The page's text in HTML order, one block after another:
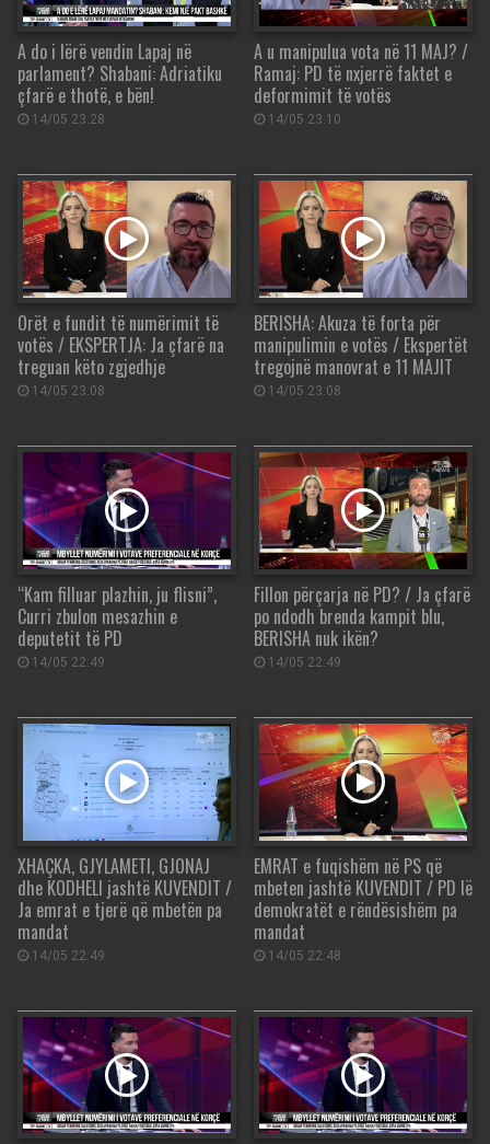
A do i lërë vendin Lapaj në
parlament? Shabani: Adriatiku
çfarë e thotë, e bën!
14/05 23:28
A u manipulua vota në 11 MAJ? /
Ramaj: PD të nxjerrë faktet e
deformimit të votës
14/05 23:10
Orët e fundit të numërimit të
votës / EKSPERTJA: Ja çfarë na
treguan këto zgjedhje
14/05 23:08
BERISHA: Akuza të forta për
manipulimin e votës / Ekspertët
tregojnë manovrat e 11 MAJIT
14/05 23:08
“Kam filluar plazhin, ju flisni”,
Curri zbulon mesazhin e
deputetit të PD
14/05 22:49
Fillon përçarja në PD? / Ja çfarë
po ndodh brenda kampit blu,
BERISHA nuk ikën?
14/05 22:49
XHAÇKA, GJYLAMETI, GJONAJ
dhe KODHELI jashtë KUVENDIT /
Ja emrat e tjerë që mbetën pa
mandat
14/05 22:49
EMRAT e fuqishëm në PS që
mbeten jashtë KUVENDIT / PD lë
demokratët e rëndësishëm pa
mandat
14/05 22:48